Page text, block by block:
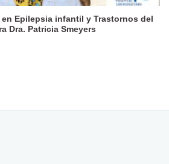
Epilepsia infantil y Trastornos del
Dra. Patricia Smeyers